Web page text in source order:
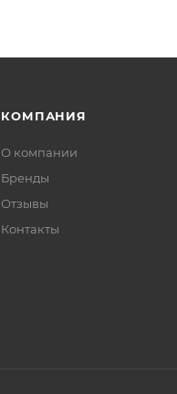
КОМПАНИЯ
О компании
Бренды
Отзывы
Контакты